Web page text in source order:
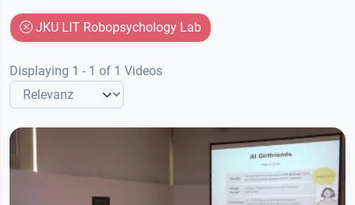
JKU LIT Robopsychology Lab
Displaying 1 - 1 of 1 Videos